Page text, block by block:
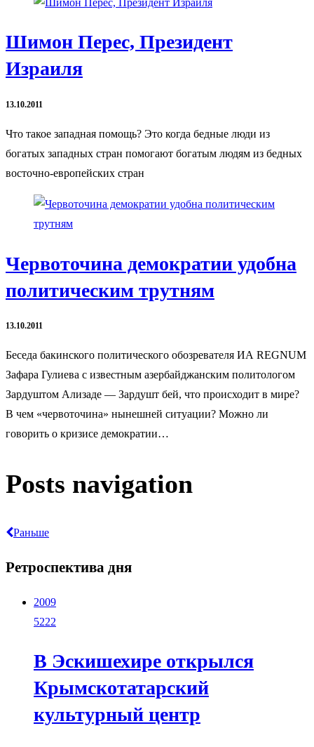
Шимон Перес, Президент
Израиля
13.10.2011
Что такое западная помощь? Это когда бедные люди из
богатых западных стран помогают богатым людям из бедных
восточно-европейских стран
Червоточина демократии удобна
политическим трутням
13.10.2011
Беседа бакинского политического обозревателя ИА REGNUM
Зафара Гулиева с известным азербайджанским политологом
Зардуштом Ализаде — Зардушт бей, что происходит в мире?
В чем «червоточина» нынешней ситуации? Можно ли
говорить о кризисе демократии…
Posts navigation
Раньше
Ретроспектива дня
2009
5222
В Эскишехире открылся
Крымскотатарский
культурный центр